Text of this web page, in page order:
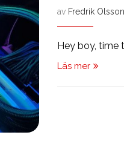
av Fredrik Olsson
Hey boy, time
Läs mer